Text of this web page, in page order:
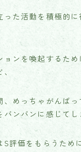
った活動を積極的
ョンを喚起するた
、めっちゃがんばっ
バンバンに感じて
S評価をもらうため